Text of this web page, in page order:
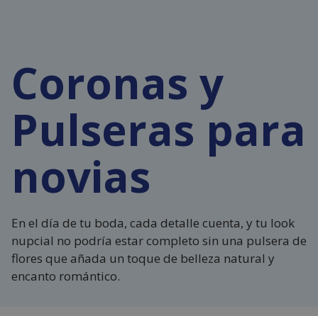
Coronas y
Pulseras para
novias
En el día de tu boda, cada detalle cuenta, y tu look
nupcial no podría estar completo sin una pulsera de
flores que añada un toque de belleza natural y
encanto romántico.